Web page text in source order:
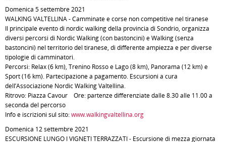
Domenica 5 settembre 2021
WALKING VALTELLINA - Camminate e corse non competitive nel tiranese
Il principale evento di nordic walking della provincia di Sondrio, organizza
diversi percorsi di Nordic Walking (con bastoncini) e Walking (senza
bastoncini) nel territorio del tiranese, di differente ampiezza e per diverse
tipologie di camminatori.
Percorsi: Relax (6 km), Trenino Rosso e Lago (8 km), Panorama (12 km) e
Sport (16 km). Partecipazione a pagamento. Escursioni a cura
dell’Associazione Nordic Walking Valtellina.
Ritrovo: Piazza Cavour Ore: partenze differenziate dalle 8.30 alle 11.00 a
seconda del percorso
Info e iscrizioni sul sito:www.walkingvaltellina.org
Domenica 12 settembre 2021
ESCURSIONE LUNGO I VIGNETI TERRAZZATI - Escursione di mezza giornata